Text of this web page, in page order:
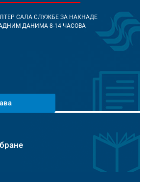
САЛА СЛУЖБЕ ЗА НАКНАДЕ
ДАНИМА 8-14 ЧАСОВА